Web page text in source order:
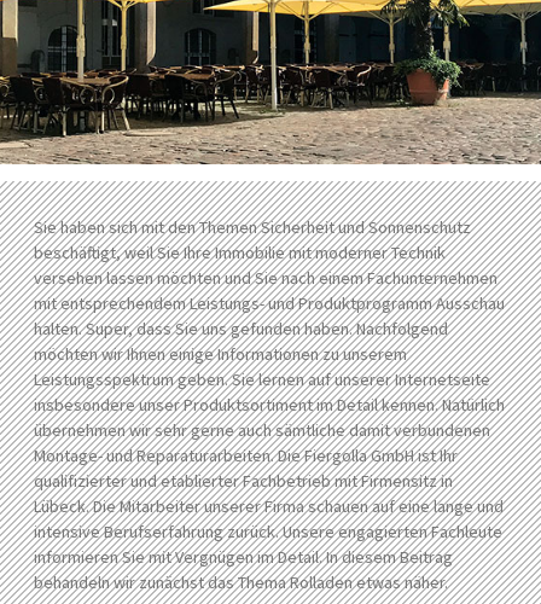
Sie haben sich mit den Themen Sicherheit und Sonnenschutz
beschäftigt, weil Sie Ihre Immobilie mit moderner Technik
versehen lassen möchten und Sie nach einem Fachunternehmen
mit entsprechendem Leistungs- und Produktprogramm Ausschau
halten. Super, dass Sie uns gefunden haben. Nachfolgend
möchten wir Ihnen einige Informationen zu unserem
Leistungsspektrum geben. Sie lernen auf unserer Internetseite
insbesondere unser Produktsortiment im Detail kennen. Natürlich
übernehmen wir sehr gerne auch sämtliche damit verbundenen
Montage- und Reparaturarbeiten. Die Fiergolla GmbH ist Ihr
qualifizierter und etablierter Fachbetrieb mit Firmensitz in
Lübeck. Die Mitarbeiter unserer Firma schauen auf eine lange und
intensive Berufserfahrung zurück. Unsere engagierten Fachleute
informieren Sie mit Vergnügen im Detail. In diesem Beitrag
behandeln wir zunächst das Thema Rolladen etwas näher.